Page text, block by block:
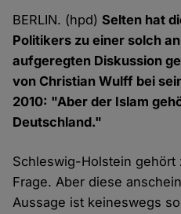
BERLIN. (hpd)Selten hat
Politikers zu einer solch
aufgeregten Diskussion
von Christian Wulff bei
2010: "Aber der Islam
Deutschland."
Schleswig-Holstein gehört
Frage. Aber diese
Aussage ist keineswegs